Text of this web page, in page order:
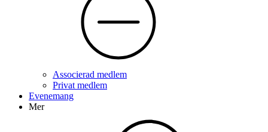
Associerad medlem
Privat medlem
Evenemang
Mer